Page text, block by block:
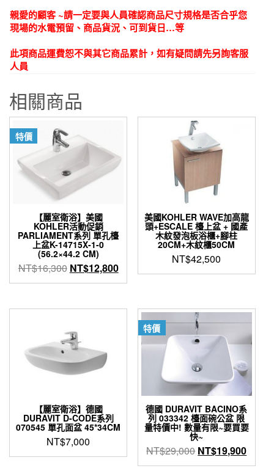
親愛的顧客 ~請一定要與人員確認商品尺寸規格是否合乎您
現場的水電預留、商品貨況、可到貨日…等
此項商品運費恕不與其它商品累計，如有疑問請先另詢客服
人員
相關商品
特價
【麗室衛浴】美國
KOHLER活動促銷
PARLIAMENT系列 單孔檯
上盆K-14715X-1-0
(56.2×44.2 CM)
NT$16,300 原
始
格：
NT$12,800目
前
格：
NT$12,800。
美國KOHLER WAVE加高龍
頭+ESCALE 檯上盆 + 國產
木紋發泡板浴櫃+腳柱
20CM+木紋櫃50CM
NT$42,500
【麗室衛浴】德國
DURAVIT D-CODE系列
070545 單孔面盆 45*34CM
NT$7,000
特價
德國 DURAVIT BACINO系
列 033342 檯面碗公盆 限
量特價中! 數量有限~要買要
快~
NT$29,000 原
始
NT$19,900目
前